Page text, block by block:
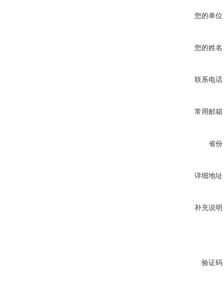
您的单位
您的姓名
联系电话
常用邮箱
省份
详细地址
补充说明
验证码